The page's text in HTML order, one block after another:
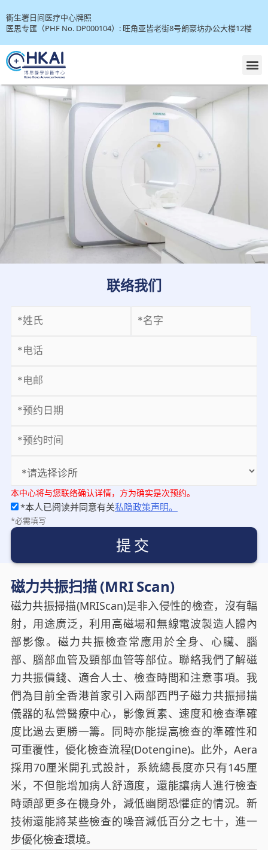
衞生署日间医疗中心牌照
医思专匯（PHF No. DP000104）: 旺角亚皆老街8号朗豪坊办公大楼12楼
联络我们
本中心将与您联络确认详情，方为确实是次预约。
*本人已阅读并同意有关私隐政策声明。
*必需填写
提交
磁力共振扫描 (MRI Scan)
磁力共振掃描(MRIScan)是非入侵性的檢查，沒有輻
射，用途廣泛，利用高磁場和無線電波製造人體內
部影像。磁力共振檢查常應用於全身、心臟、腦
部、腦部血管及頸部血管等部位。聯絡我們了解磁
力共振價錢、適合人士、檢查時間和注意事項。我
們為目前全香港首家引入兩部西門子磁力共振掃描
儀器的私營醫療中心，影像質素、速度和檢查準確
度比過去更勝一籌。同時亦能提高檢查的準確性和
可重覆性，優化檢查流程(Dotengine)。此外，Aera
採用70厘米開孔式設計，系統總長度亦只有145厘
米，不但能增加病人舒適度，還能讓病人進行檢查
時頭部更多在機身外，減低幽閉恐懼症的情況。新
技術還能將某些檢查的噪音減低百分之七十，進一
步優化檢查環境。